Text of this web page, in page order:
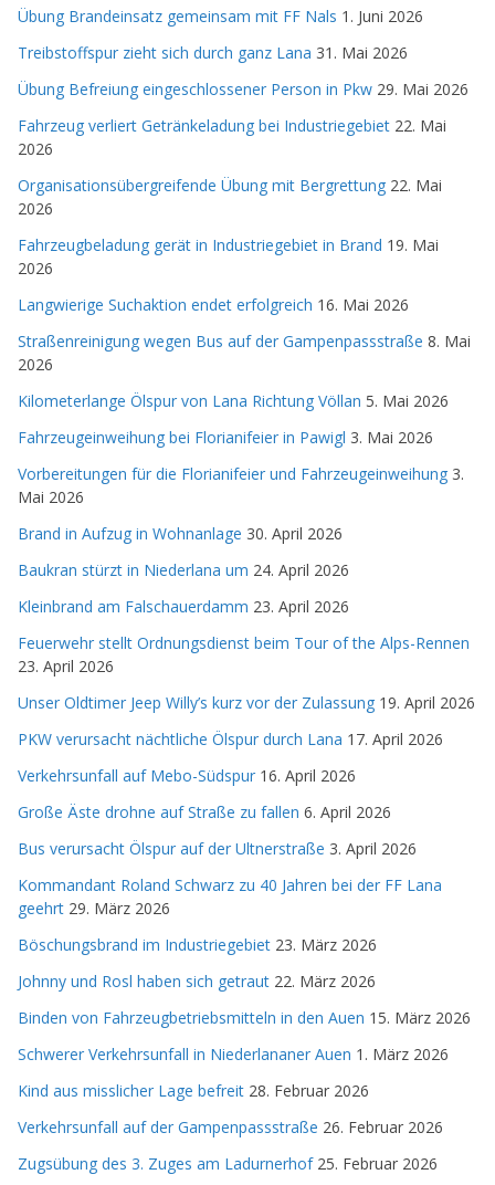
Übung Brandeinsatz gemeinsam mit FF Nals 1. Juni 2026
Treibstoffspur zieht sich durch ganz Lana 31. Mai 2026
Übung Befreiung eingeschlossener Person in Pkw 29. Mai 2026
Fahrzeug verliert Getränkeladung bei Industriegebiet 22. Mai
2026
Organisationsübergreifende Übung mit Bergrettung 22. Mai
2026
Fahrzeugbeladung gerät in Industriegebiet in Brand 19. Mai
2026
Langwierige Suchaktion endet erfolgreich 16. Mai 2026
Straßenreinigung wegen Bus auf der Gampenpassstraße 8. Mai
2026
Kilometerlange Ölspur von Lana Richtung Völlan 5. Mai 2026
Fahrzeugeinweihung bei Florianifeier in Pawigl 3. Mai 2026
Vorbereitungen für die Florianifeier und Fahrzeugeinweihung 3.
Mai 2026
Brand in Aufzug in Wohnanlage 30. April 2026
Baukran stürzt in Niederlana um 24. April 2026
Kleinbrand am Falschauerdamm 23. April 2026
Feuerwehr stellt Ordnungsdienst beim Tour of the Alps-Rennen
23. April 2026
Unser Oldtimer Jeep Willy’s kurz vor der Zulassung 19. April 2026
PKW verursacht nächtliche Ölspur durch Lana 17. April 2026
Verkehrsunfall auf Mebo-Südspur 16. April 2026
Große Äste drohne auf Straße zu fallen 6. April 2026
Bus verursacht Ölspur auf der Ultnerstraße 3. April 2026
Kommandant Roland Schwarz zu 40 Jahren bei der FF Lana
geehrt 29. März 2026
Böschungsbrand im Industriegebiet 23. März 2026
Johnny und Rosl haben sich getraut 22. März 2026
Binden von Fahrzeugbetriebsmitteln in den Auen 15. März 2026
Schwerer Verkehrsunfall in Niederlananer Auen 1. März 2026
Kind aus misslicher Lage befreit 28. Februar 2026
Verkehrsunfall auf der Gampenpassstraße 26. Februar 2026
Zugsübung des 3. Zuges am Ladurnerhof 25. Februar 2026